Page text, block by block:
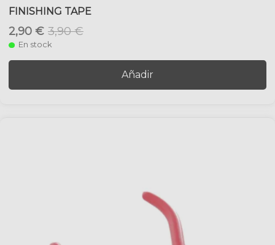
FINISHING TAPE
2,90 € 3,90 €
En stock
Añadir